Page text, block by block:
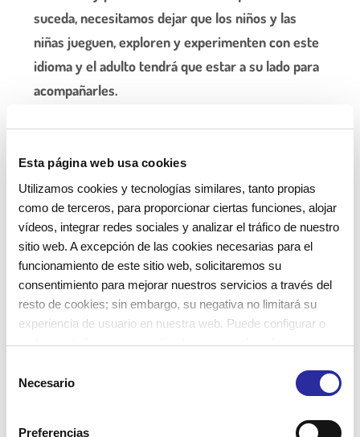
Esta página web usa cookies
Utilizamos cookies y tecnologías similares, tanto propias
como de terceros, para proporcionar ciertas funciones, alojar
vídeos, integrar redes sociales y analizar el tráfico de nuestro
sitio web. A excepción de las cookies necesarias para el
funcionamiento de este sitio web, solicitaremos su
consentimiento para mejorar nuestros servicios a través del
resto de cookies; sin embargo, su negativa no limitará su
experiencia de usuario en nuestra web. Puede configurar o
rechazar de forma personalizada su uso pulsando
nuestraPolítica de Cookies
Necesario
Preferencias
suceda, necesitamos dejar que los niños y las
niñas jueguen, exploren y experimenten con este
idioma y el adulto tendrá que estar a su lado para
acompañarles.
INTRODUCIMOS EL
LENGUAJE MUSICAL EN
LA ESCUELA INFANTIL
La audición musical debe formar parte de la
cotidianidad de la escuela infantilNos puede
ayudar a crear momentos de calma y relajación,
pero también a favorecer momentos de atención y